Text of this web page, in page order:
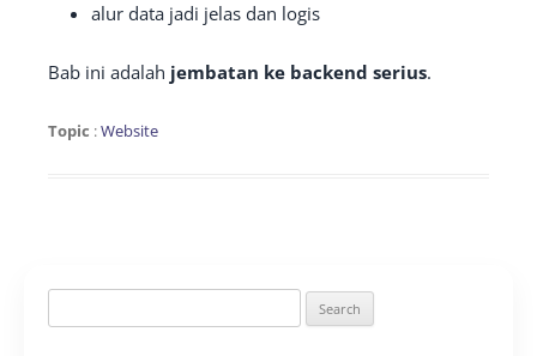
alur data jadi jelas dan logis
Bab ini adalah jembatan ke backend serius.
Topic :Website
for: